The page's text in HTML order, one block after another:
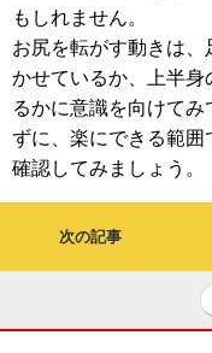
もしれません。
お尻を転がす動きは
かせているか、上半
るかに意識を向けて
ずに、楽にできる範
確認してみましょう。
次の記事